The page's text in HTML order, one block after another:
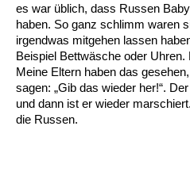
es war üblich, dass Russen
haben. So ganz schlimm waren
irgendwas mitgehen lassen
Beispiel Bettwäsche oder
Meine Eltern haben das
sagen: „Gib das wieder her!“.
und dann ist er wieder
die Russen.